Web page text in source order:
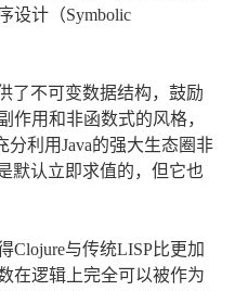
设计（Symbolic
了不可变数据结构，鼓励
作用和非函数式的风格，
分利用Java的强大生态圈非
默认立即求值的，但它也
Clojure与传统LISP比更加
在逻辑上完全可以被作为